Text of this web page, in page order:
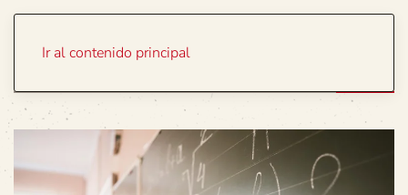
Ir al contenido principal